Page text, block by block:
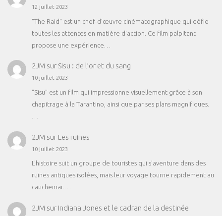
12 juillet 2023
"The Raid" est un chef-d'œuvre cinématographique qui défie
toutes les attentes en matière d'action. Ce film palpitant
propose une expérience…
2JM sur Sisu : de l’or et du sang
10 juillet 2023
"Sisu" est un film qui impressionne visuellement grâce à son
chapitrage à la Tarantino, ainsi que par ses plans magnifiques.
2JM sur Les ruines
10 juillet 2023
L'histoire suit un groupe de touristes qui s'aventure dans des
ruines antiques isolées, mais leur voyage tourne rapidement au
cauchemar.…
2JM sur Indiana Jones et le cadran de la destinée